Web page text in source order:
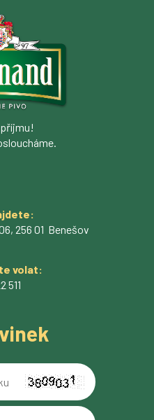
256 01 Benešov
volat:
511